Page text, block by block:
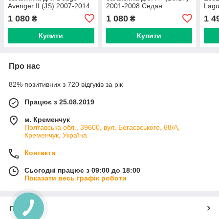
Avenger II (JS) 2007-2014
1 080 ₴
Купити
2001-2008 Седан
1 080₴
Купити
1
Про нас
82% позитивних з 720 відгуків за рік
Працює з 25.08.2019
м. Кременчук
Полтавська обл., 39600, вул. Богаєвського, 68/А,
Кременчук, Україна
Контакти
Сьогодні працює з 09:00 до 18:00
Показати весь графік роботи
Про нас